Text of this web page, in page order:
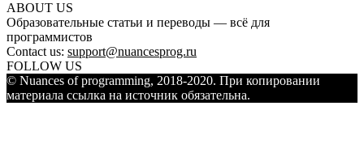
ABOUT US
Образовательные статьи и переводы — всё для
программистов
Contact us: support@nuancesprog.ru
FOLLOW US
© Nuances of programming, 2018-2020. При копировании
материала ссылка на источник обязательна.